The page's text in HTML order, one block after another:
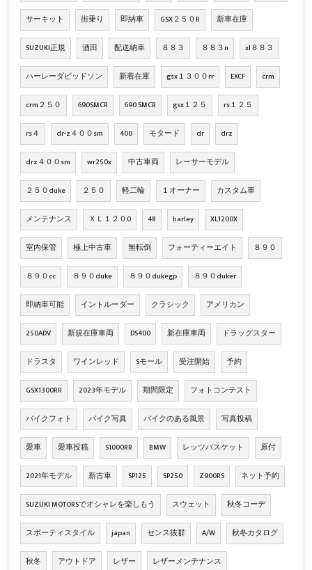
サーキット 街乗り 即納車 GSX２５０R 新車在庫
SUZUKI正規 酒田 配送納車 ８８３ ８８３n xl８８３
ハーレーダビッドソン 新着在庫 gsx１３００rr EXCF crm
crm２５０ 690SMCR 690 SMCR gsx１２５ rs１２５
rs４ dr-z４００sm 400 モタード dr drz
drz４００sm wr250x 中古車両 レーサーモデル
２５０duke ２５０ 軽二輪 １オーナー カスタム車
メンテナンス ＸＬ１２０0 48 harley XL1200X
室内保管 極上中古車 無転倒 フォーティーエイト ８９０
８９０cc ８９０duke ８９０dukegp ８９０duker
即納車可能 イントルーダー クラシック アメリカン
250ADV 新規在庫車両 DS400 新在庫車両 ドラッグスター
ドラスタ ワインレッド Sモール 受注開始 予約
GSX1300RR 2023年モデル 期間限定 フォトコンテスト
バイクフォト バイク写真 バイクのある風景 写真投稿
愛車 愛車投稿 S1000RR BMW レッツバスケット 原付
2021年モデル 新古車 SP125 SP250 Z900RS ネット予約
SUZUKI MOTORSでオシャレを楽しもう スウェット 秋冬コーデ
スポーティスタイル japan センス抜群 A/W 秋冬カタログ
秋冬 アウトドア レザー レザーメンテナンス